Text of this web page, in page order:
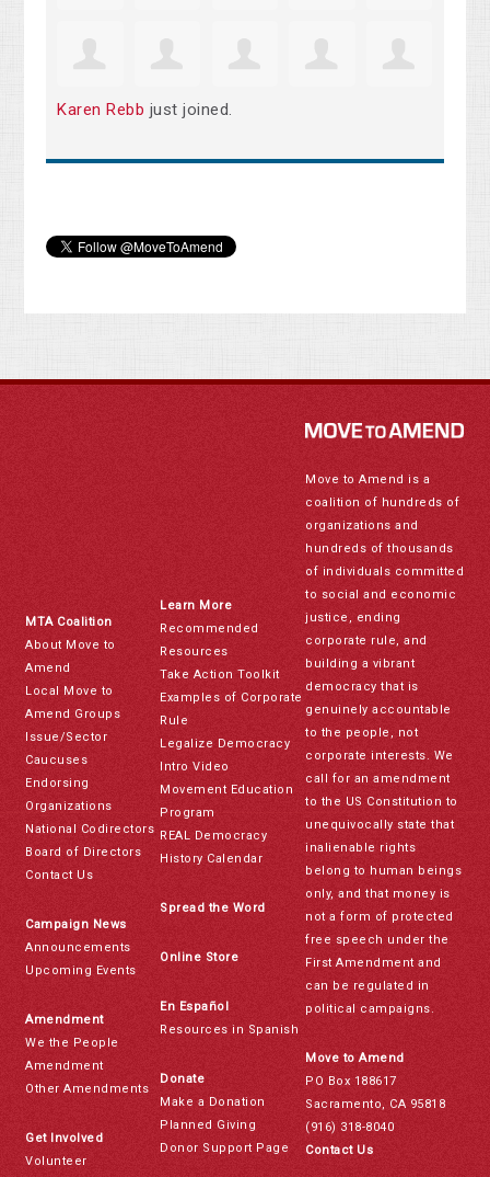
Karen Rebb just joined.
MTA Coalition
About Move to
Amend
Local Move to
Amend Groups
Issue/Sector
Caucuses
Endorsing
Organizations
National Codirectors
Board of Directors
Contact Us
Campaign News
Announcements
Upcoming Events
Amendment
We the People
Amendment
Other Amendments
Get Involved
Volunteer
Learn More
Recommended
Resources
Take Action Toolkit
Examples of Corporate
Rule
Legalize Democracy
Intro Video
Movement Education
Program
REAL Democracy
History Calendar
Spread the Word
Online Store
En Español
Resources in Spanish
Donate
Make a Donation
Planned Giving
Donor Support Page
Move to Amend is a
coalition of hundreds of
organizations and
hundreds of thousands
of individuals committed
to social and economic
justice, ending
corporate rule, and
building a vibrant
democracy that is
genuinely accountable
to the people, not
corporate interests. We
call for an amendment
to the US Constitution to
unequivocally state that
inalienable rights
belong to human beings
only, and that money is
not a form of protected
free speech under the
First Amendment and
can be regulated in
political campaigns.
Move to Amend
PO Box 188617
Sacramento, CA 95818
(916) 318-8040
Contact Us